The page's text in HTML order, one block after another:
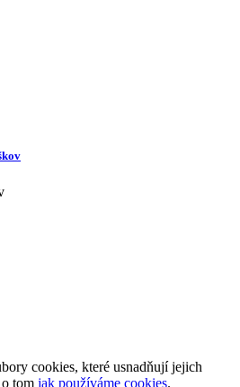
cookies, které usnadňují jejich
tom jak používáme cookies.